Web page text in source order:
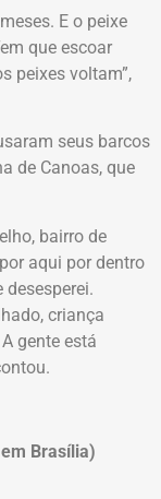
E o peixe
que escoar
peixes voltam”,
seus barcos
de Canoas, que
bairro de
aqui por dentro
desesperei.
criança
gente está
Brasília)